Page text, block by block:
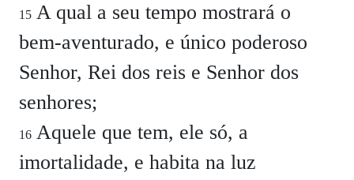
15 A qual a seu tempo mostrará o
bem-aventurado, e único poderoso
Senhor, Rei dos reis e Senhor dos
senhores;
16 Aquele que tem, ele só, a
imortalidade, e habita na luz